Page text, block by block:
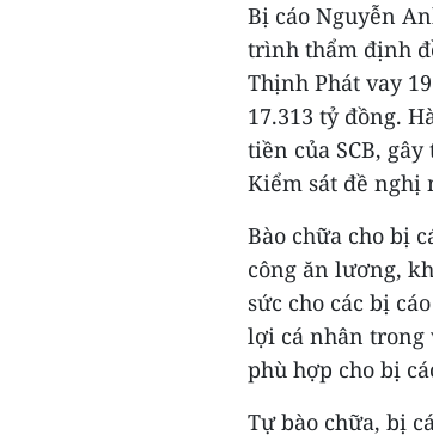
Bị cáo Nguyễn
trình thẩm định
Thịnh Phát vay
17.313 tỷ đồng.
tiền của SCB,
Kiểm sát đề nghị
Bào chữa cho bị
công ăn lương,
sức cho các bị
lợi cá nhân trong
phù hợp cho bị
Tự bào chữa, bị